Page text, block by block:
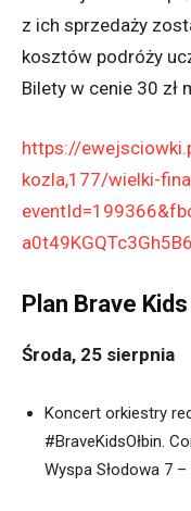
z ich sprzedaży
kosztów podróży
Bilety w cenie 30 zł
https://
kozla,177/wielki-
Plan Brave
Środa, 25 sierpnia
Koncert orkiestry
#BraveKidsOłbin.
Wyspa Słodowa 7 –